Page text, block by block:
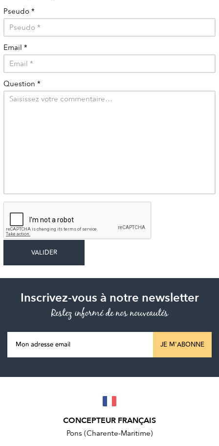
Pseudo *
Email *
Question *
Inscrivez-vous à notre newsletter
Restez informé de nos nouveautés
JE M'ABONNE
CONCEPTEUR FRANÇAIS
Pons (Charente-Maritime)